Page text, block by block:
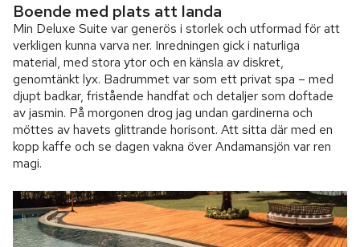
Boende med plats att landa
Min Deluxe Suite var generös i storlek och utformad för att
verkligen kunna varva ner. Inredningen gick i naturliga
material, med stora ytor och en känsla av diskret,
genomtänkt lyx. Badrummet var som ett privat spa – med
djupt badkar, fristående handfat och detaljer som doftade
av jasmin. På morgonen drog jag undan gardinerna och
möttes av havets glittrande horisont. Att sitta där med en
kopp kaffe och se dagen vakna över Andamansjön var ren
magi.